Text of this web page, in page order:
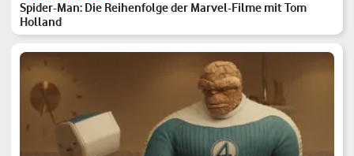
Spider-Man: Die Reihenfolge der Marvel-Filme mit Tom
Holland